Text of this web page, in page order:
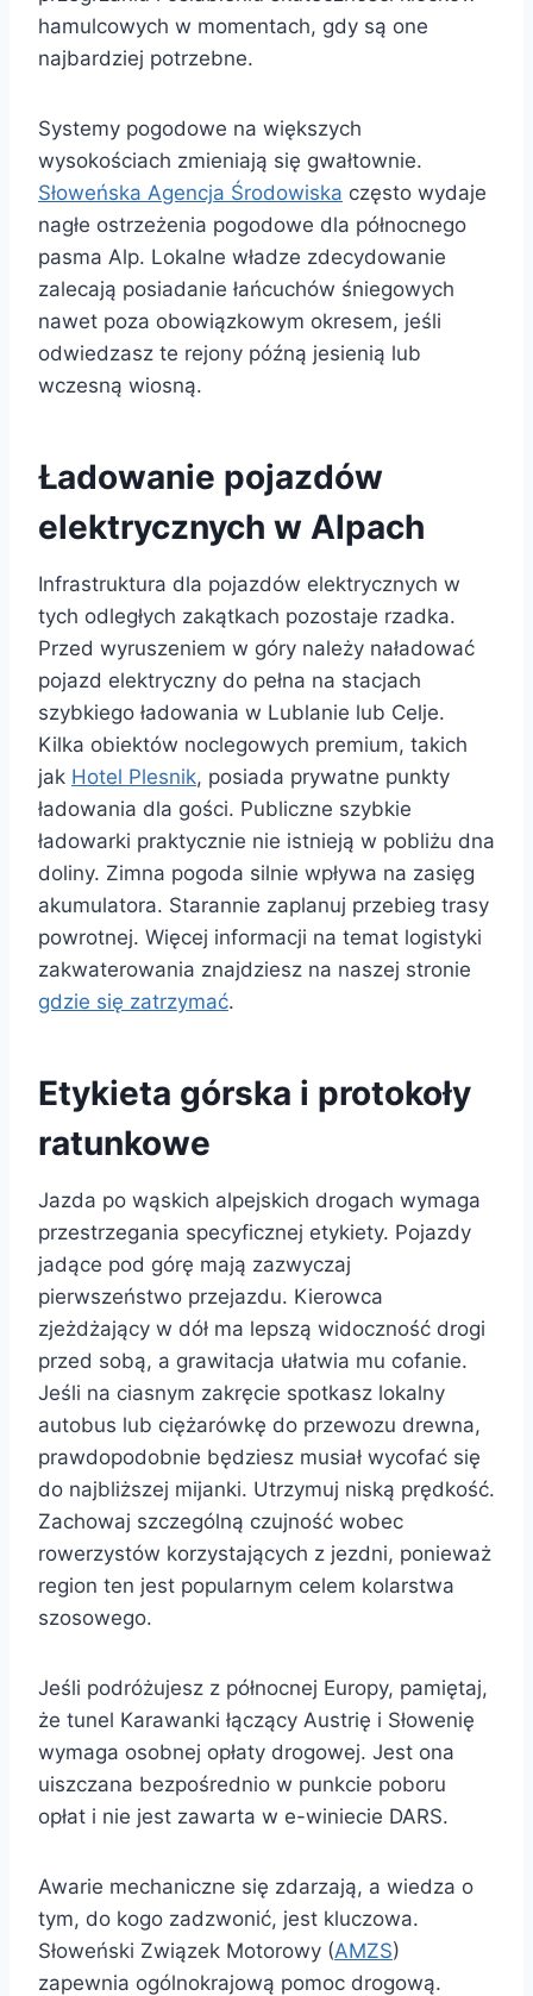
hamulcowych w momentach, gdy są one
najbardziej potrzebne.
Systemy pogodowe na większych
wysokościach zmieniają się gwałtownie.
Słoweńska Agencja Środowiska często wydaje
nagłe ostrzeżenia pogodowe dla północnego
pasma Alp. Lokalne władze zdecydowanie
zalecają posiadanie łańcuchów śniegowych
nawet poza obowiązkowym okresem, jeśli
odwiedzasz te rejony późną jesienią lub
wczesną wiosną.
Ładowanie pojazdów
elektrycznych w Alpach
Infrastruktura dla pojazdów elektrycznych w
tych odległych zakątkach pozostaje rzadka.
Przed wyruszeniem w góry należy naładować
pojazd elektryczny do pełna na stacjach
szybkiego ładowania w Lublanie lub Celje.
Kilka obiektów noclegowych premium, takich
jak Hotel Plesnik, posiada prywatne punkty
ładowania dla gości. Publiczne szybkie
ładowarki praktycznie nie istnieją w pobliżu dna
doliny. Zimna pogoda silnie wpływa na zasięg
akumulatora. Starannie zaplanuj przebieg trasy
powrotnej. Więcej informacji na temat logistyki
zakwaterowania znajdziesz na naszej stronie
gdzie się zatrzymać.
Etykieta górska i protokoły
ratunkowe
Jazda po wąskich alpejskich drogach wymaga
przestrzegania specyficznej etykiety. Pojazdy
jadące pod górę mają zazwyczaj
pierwszeństwo przejazdu. Kierowca
zjeżdżający w dół ma lepszą widoczność drogi
przed sobą, a grawitacja ułatwia mu cofanie.
Jeśli na ciasnym zakręcie spotkasz lokalny
autobus lub ciężarówkę do przewozu drewna,
prawdopodobnie będziesz musiał wycofać się
do najbliższej mijanki. Utrzymuj niską prędkość.
Zachowaj szczególną czujność wobec
rowerzystów korzystających z jezdni, ponieważ
region ten jest popularnym celem kolarstwa
szosowego.
Jeśli podróżujesz z północnej Europy, pamiętaj,
że tunel Karawanki łączący Austrię i Słowenię
wymaga osobnej opłaty drogowej. Jest ona
uiszczana bezpośrednio w punkcie poboru
opłat i nie jest zawarta w e-winiecie DARS.
Awarie mechaniczne się zdarzają, a wiedza o
tym, do kogo zadzwonić, jest kluczowa.
Słoweński Związek Motorowy (AMZS)
zapewnia ogólnokrajową pomoc drogową.